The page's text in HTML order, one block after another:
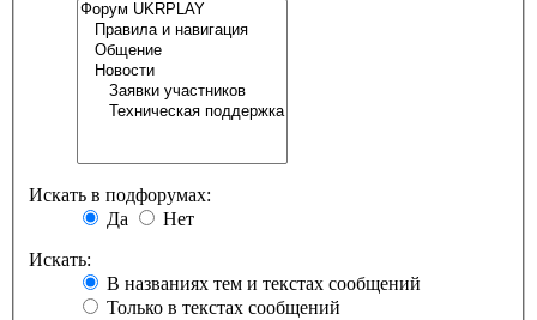
Искать в подфорумах:
Да
Нет
Искать:
В названиях тем и текстах сообщений
Только в текстах сообщений